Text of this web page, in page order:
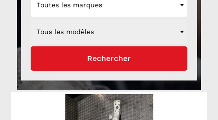
Toutes les marques
Tous les modèles
Rechercher